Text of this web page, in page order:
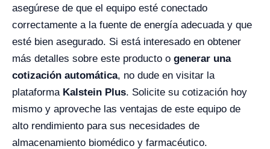
asegúrese de que el equipo esté conectado
correctamente a la fuente de energía adecuada y que
esté bien asegurado. Si está interesado en obtener
más detalles sobre este producto o generar una
cotización automática, no dude en visitar la
plataforma Kalstein Plus. Solicite su cotización hoy
mismo y aproveche las ventajas de este equipo de
alto rendimiento para sus necesidades de
almacenamiento biomédico y farmacéutico.